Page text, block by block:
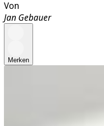
Von
Jan Gebauer
Merken